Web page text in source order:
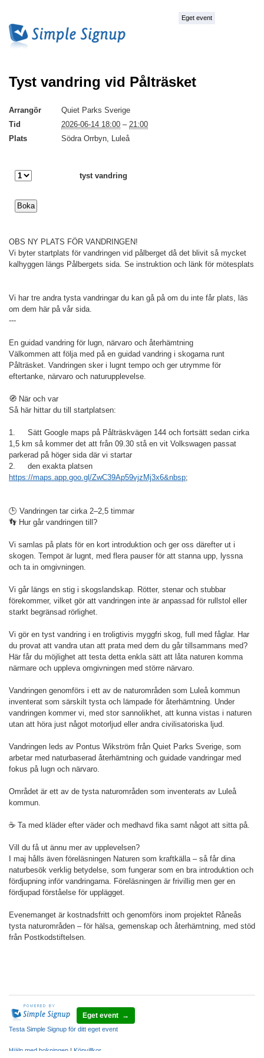
Eget event
Tyst vandring vid Pålträsket
Arrangör
Quiet Parks Sverige
Tid
2026-06-14 18:00 – 21:00
Plats
Södra Orrbyn, Luleå
tyst vandring
OBS NY PLATS FÖR VANDRINGEN!
Vi byter startplats för vandringen vid pålberget då det blivit så mycket
kalhyggen längs Pålbergets sida. Se instruktion och länk för mötesplats
Vi har tre andra tysta vandringar du kan gå på om du inte får plats, läs
om dem här på vår sida.
---
En guidad vandring för lugn, närvaro och återhämtning
Välkommen att följa med på en guidad vandring i skogarna runt
Pålträsket. Vandringen sker i lugnt tempo och ger utrymme för
eftertanke, närvaro och naturupplevelse.
🧭 När och var
Så här hittar du till startplatsen:
1.
Sätt Google maps på Pålträskvägen 144 och fortsätt sedan cirka
1,5 km så kommer det att från 09.30 stå en vit Volkswagen passat
parkerad på höger sida där vi startar
2.
den exakta platsen
https://maps.app.goo.gl/ZwC39Ap59vjzMj3x6&nbsp;
🕒 Vandringen tar cirka 2–2,5 timmar
👣 Hur går vandringen till?
Vi samlas på plats för en kort introduktion och ger oss därefter ut i
skogen. Tempot är lugnt, med flera pauser för att stanna upp, lyssna
och ta in omgivningen.
Vi går längs en stig i skogslandskap. Rötter, stenar och stubbar
förekommer, vilket gör att vandringen inte är anpassad för rullstol eller
starkt begränsad rörlighet.
Vi gör en tyst vandring i en troligtivis myggfri skog, full med fåglar. Har
du provat att vandra utan att prata med dem du går tillsammans med?
Här får du möjlighet att testa detta enkla sätt att låta naturen komma
närmare och uppleva omgivningen med större närvaro.
Vandringen genomförs i ett av de naturområden som Luleå kommun
inventerat som särskilt tysta och lämpade för återhämtning. Under
vandringen kommer vi, med stor sannolikhet, att kunna vistas i naturen
utan att höra just något motorljud eller andra civilisatoriska ljud.
Vandringen leds av Pontus Wikström från Quiet Parks Sverige, som
arbetar med naturbaserad återhämtning och guidade vandringar med
fokus på lugn och närvaro.
Området är ett av de tysta naturområden som inventerats av Luleå
kommun.
☕ Ta med kläder efter väder och medhavd fika samt något att sitta på.
Vill du få ut ännu mer av upplevelsen?
I maj hålls även föreläsningen Naturen som kraftkälla – så får dina
naturbesök verklig betydelse, som fungerar som en bra introduktion och
fördjupning inför vandringarna. Föreläsningen är frivillig men ger en
fördjupad förståelse för upplägget.
Evenemanget är kostnadsfritt och genomförs inom projektet Råneås
tysta naturområden – för hälsa, gemenskap och återhämtning, med stöd
från Postkodstiftelsen.
Eget event →
Testa Simple Signup för ditt eget event
Hjälp med bokningen | Köpvillkor